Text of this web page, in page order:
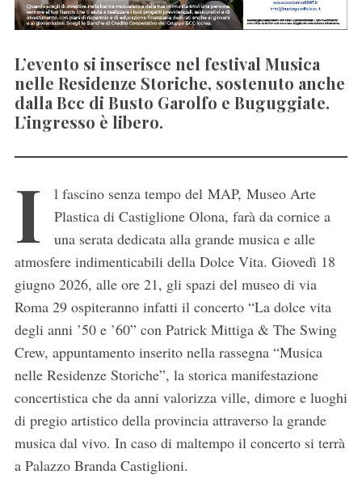
L’evento si inserisce nel festival Musica
nelle Residenze Storiche, sostenuto anche
dalla Bcc di Busto Garolfo e Buguggiate.
L’ingresso è libero.
I
l fascino senza tempo del MAP, Museo Arte
Plastica di Castiglione Olona, farà da cornice a
una serata dedicata alla grande musica e alle
atmosfere indimenticabili della Dolce Vita. Giovedì 18
giugno 2026, alle ore 21, gli spazi del museo di via
Roma 29 ospiteranno infatti il concerto “La dolce vita
degli anni ’50 e ’60” con Patrick Mittiga & The Swing
Crew, appuntamento inserito nella rassegna “Musica
nelle Residenze Storiche”, la storica manifestazione
concertistica che da anni valorizza ville, dimore e luoghi
di pregio artistico della provincia attraverso la grande
musica dal vivo. In caso di maltempo il concerto si terrà
a Palazzo Branda Castiglioni.